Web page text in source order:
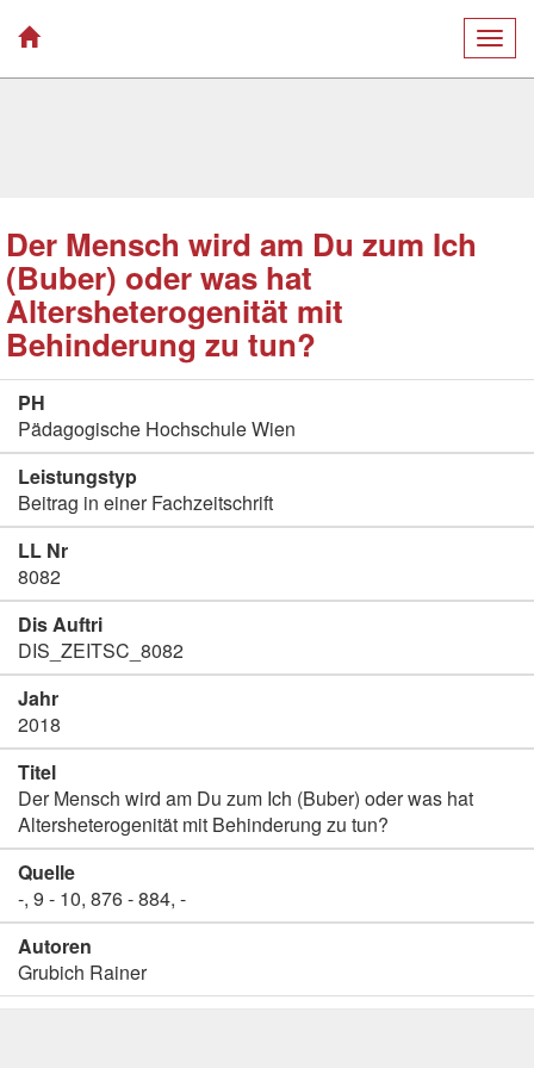
Der Mensch wird am Du zum Ich
(Buber) oder was hat
Altersheterogenität mit
Behinderung zu tun?
PH
Pädagogische Hochschule Wien
Leistungstyp
Beitrag in einer Fachzeitschrift
LL Nr
8082
Dis Auftri
DIS_ZEITSC_8082
Jahr
2018
Titel
Der Mensch wird am Du zum Ich (Buber) oder was hat
Altersheterogenität mit Behinderung zu tun?
Quelle
-, 9 - 10, 876 - 884, -
Autoren
Grubich Rainer